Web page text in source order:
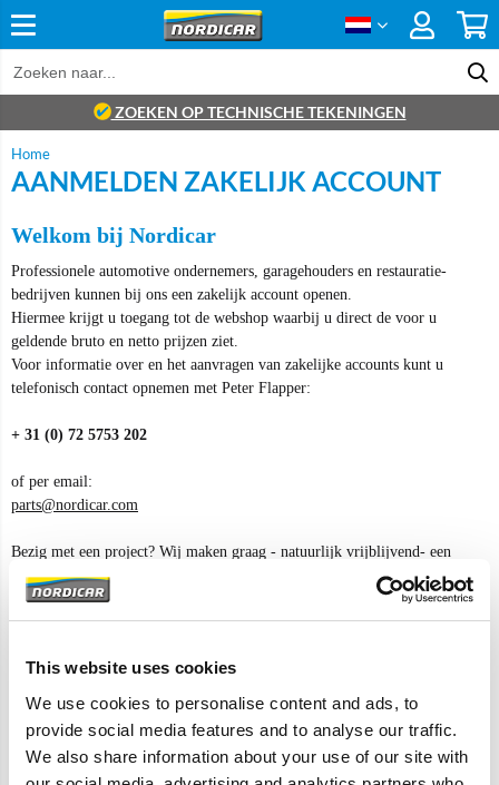
This website uses cookies
We use cookies to personalise content and ads, to
provide social media features and to analyse our traffic.
We also share information about your use of our site with
ZOEKEN OP TECHNISCHE TEKENINGEN
Home
AANMELDEN ZAKELIJK ACCOUNT
Welkom bij Nordicar
Professionele automotive ondernemers, garagehouders en restauratie-
bedrijven kunnen bij ons een zakelijk account openen.
Hiermee krijgt u toegang tot de webshop waarbij u direct de voor u
geldende bruto en netto prijzen ziet.
Voor informatie over en het aanvragen van zakelijke accounts kunt u
telefonisch contact opnemen met Peter Flapper:
+ 31 (0) 72 5753 202
of per email:
parts@nordicar.com
Bezig met een project? Wij maken graag - natuurlijk vrijblijvend- een
passende offerte voor u!
van Koophandel nummer nodig.